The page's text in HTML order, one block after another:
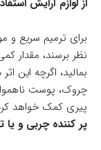
از لوازم آرایش
برای ترمیم سریع و
نظر برسند، مقدار
بمالید، اگرچه این
چروک، پوست
پیری کمک خواهد
پر کننده چربی و یا